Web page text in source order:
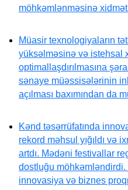
möhkəmlənməsinə
Müasir texnologiyaların
yüksəlməsinə və istehsal
optimallaşdırılmasına
sənaye müəssisələrinin
açılması baxımından da
Kənd təsərrüfatında
rekord məhsul yığıldı və
artdı. Mədəni festivallar
dostluğu
innovasiya və biznes